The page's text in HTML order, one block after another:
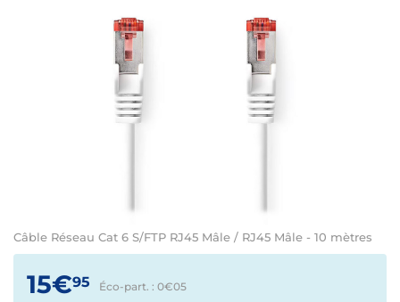
Câble Réseau Cat 6 S/FTP RJ45 Mâle / RJ45 Mâle - 10 mètres
15€95 Éco-part. : 0€05